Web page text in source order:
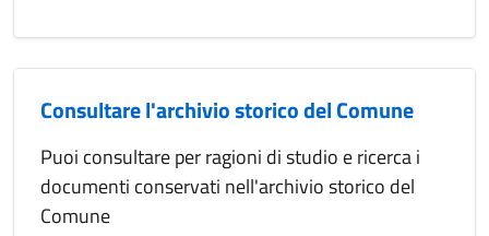
Consultare l'archivio storico del Comune
Puoi consultare per ragioni di studio e ricerca i
documenti conservati nell'archivio storico del
Comune